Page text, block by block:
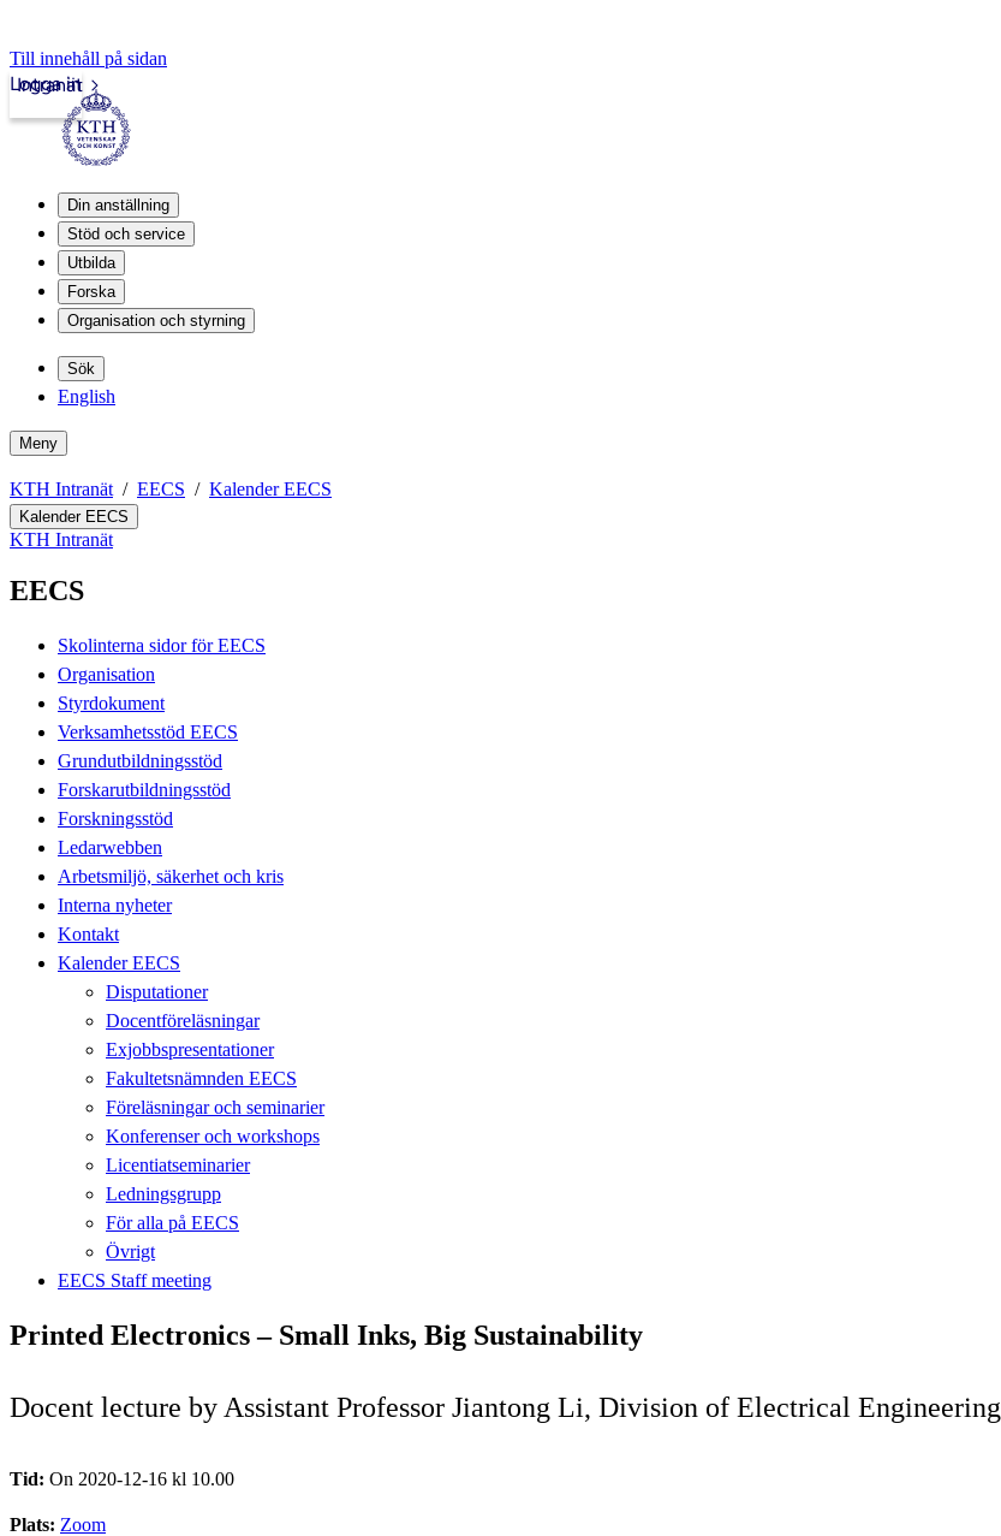
Till innehåll på sidan
Intranät
Logga in
Din anställning
Stöd och service
Utbilda
Forska
Organisation och styrning
Sök
English
Meny
KTH Intranät EECS Kalender EECS
Kalender EECS
KTH Intranät
EECS
Skolinterna sidor för EECS
Organisation
Styrdokument
Verksamhetsstöd EECS
Grundutbildningsstöd
Forskarutbildningsstöd
Forskningsstöd
Ledarwebben
Arbetsmiljö, säkerhet och kris
Interna nyheter
Kontakt
Kalender EECS
Disputationer
Docentföreläsningar
Exjobbspresentationer
Fakultetsnämnden EECS
Föreläsningar och seminarier
Konferenser och workshops
Licentiatseminarier
Ledningsgrupp
För alla på EECS
Övrigt
EECS Staff meeting
Printed Electronics – Small Inks, Big Sustainability
Docent lecture by Assistant Professor Jiantong Li, Division of Electrical Engineering
Tid: On 2020-12-16 kl 10.00
Plats: Zoom